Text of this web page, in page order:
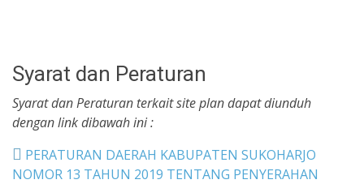
Syarat dan Peraturan
Syarat dan Peraturan terkait site plan dapat diunduh
dengan link dibawah ini :
PERATURAN DAERAH KABUPATEN SUKOHARJO
NOMOR 13 TAHUN 2019 TENTANG PENYERAHAN